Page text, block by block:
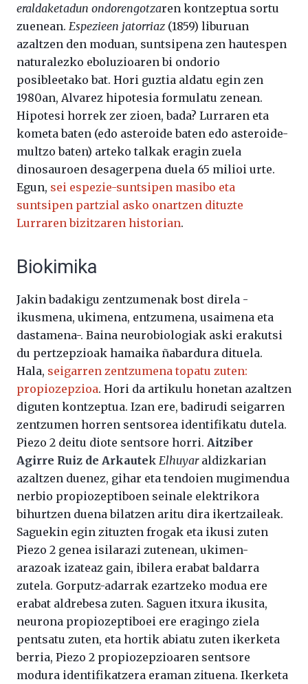
eraldaketadun ondorengotzaren kontzeptua sortu
zuenean. Espezieen jatorriaz (1859) liburuan
azaltzen den moduan, suntsipena zen hautespen
naturalezko eboluzioaren bi ondorio
posibleetako bat. Hori guztia aldatu egin zen
1980an, Alvarez hipotesia formulatu zenean.
Hipotesi horrek zer zioen, bada? Lurraren eta
kometa baten (edo asteroide baten edo asteroide-
multzo baten) arteko talkak eragin zuela
dinosauroen desagerpena duela 65 milioi urte.
Egun, sei espezie-suntsipen masibo eta
suntsipen partzial asko onartzen dituzte
Lurraren bizitzaren historian.
Biokimika
Jakin badakigu zentzumenak bost direla -
ikusmena, ukimena, entzumena, usaimena eta
dastamena-. Baina neurobiologiak aski erakutsi
du pertzepzioak hamaika ñabardura dituela.
Hala, seigarren zentzumena topatu zuten:
propiozepzioa. Hori da artikulu honetan azaltzen
diguten kontzeptua. Izan ere, badirudi seigarren
zentzumen horren sentsorea identifikatu dutela.
Piezo 2 deitu diote sentsore horri. Aitziber
Agirre Ruiz de Arkautek Elhuyaraldizkarian
azaltzen duenez, gihar eta tendoien mugimendua
nerbio propiozeptiboen seinale elektrikora
bihurtzen duena bilatzen aritu dira ikertzaileak.
Saguekin egin zituzten frogak eta ikusi zuten
Piezo 2 genea isilarazi zutenean, ukimen-
arazoak izateaz gain, ibilera erabat baldarra
zutela. Gorputz-adarrak ezartzeko modua ere
erabat aldrebesa zuten. Saguen itxura ikusita,
neurona propiozeptiboei ere eragingo ziela
pentsatu zuten, eta hortik abiatu zuten ikerketa
berria, Piezo 2 propiozepzioaren sentsore
modura identifikatzera eraman zituena. Ikerketa